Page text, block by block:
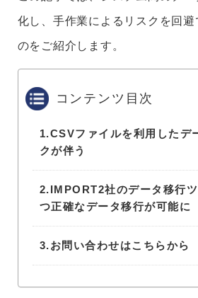
化し、手作業によるリスクを回
のをご紹介します。
コンテンツ目次
1.CSVファイルを利用したデ
クが伴う
2.IMPORT2社のデータ移行
つ正確なデータ移行が可能に
3.お問い合わせはこちらから